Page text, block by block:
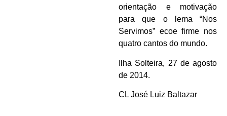
orientação e motivação
para que o lema “Nos
Servimos” ecoe firme nos
quatro cantos do mundo.
Ilha Solteira, 27 de agosto
de 2014.
CL José Luiz Baltazar